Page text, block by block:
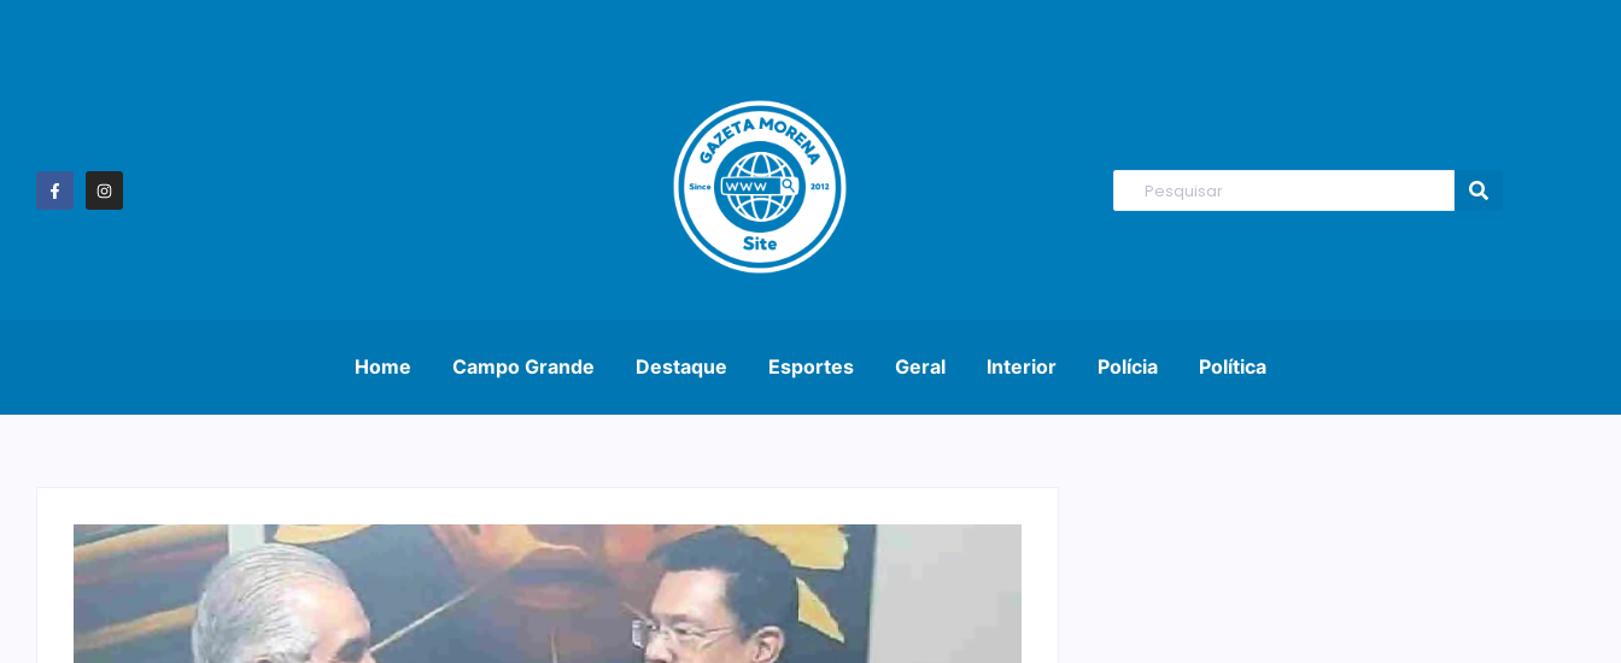
Home Campo Grande Destaque Esportes Geral Interior Polícia Política